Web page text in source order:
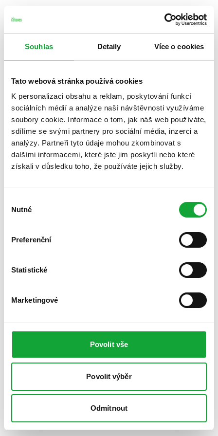
Souhlas Detaily Více o cookies
Tato webová stránka používá cookies
K personalizaci obsahu a reklam, poskytování funkcí
sociálních médií a analýze naší návštěvnosti využíváme
soubory cookie. Informace o tom, jak náš web používáte,
sdílíme se svými partnery pro sociální média, inzerci a
analýzy. Partneři tyto údaje mohou zkombinovat s
dalšími informacemi, které jste jim poskytli nebo které
získali v důsledku toho, že používáte jejich služby.
souhlasu
Nutné
Preferenční
Statistické
Marketingové
Povolit vše
Povolit výběr
Odmítnout